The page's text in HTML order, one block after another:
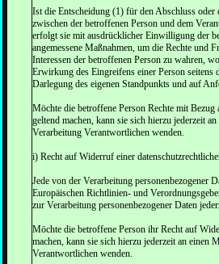
Ist die Entscheidung (1) für den Abschluss
zwischen der betroffenen Person und dem
erfolgt sie mit ausdrücklicher Einwilligung der
angemessene Maßnahmen, um die Rechte und
Interessen der betroffenen Person zu wahren,
Erwirkung des Eingreifens einer Person seitens
Darlegung des eigenen Standpunkts und auf
Möchte die betroffene Person Rechte mit Bezug
geltend machen, kann sie sich hierzu jederzeit
Verarbeitung Verantwortlichen wenden.
i) Recht auf Widerruf einer
Jede von der Verarbeitung personenbezogener
Europäischen Richtlinien- und
zur Verarbeitung personenbezogener Daten
Möchte die betroffene Person ihr Recht auf
machen, kann sie sich hierzu jederzeit an einen
Verantwortlichen wenden.